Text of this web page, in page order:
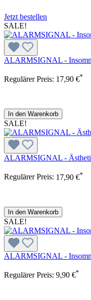
Jetzt bestellen
SALE!
ALARMSIGNAL -
Regulärer Preis: 17,90 €*
In den Warenkorb
SALE!
ALARMSIGNAL -
Regulärer Preis: 17,90 €*
In den Warenkorb
SALE!
ALARMSIGNAL -
Regulärer Preis: 9,90 €*